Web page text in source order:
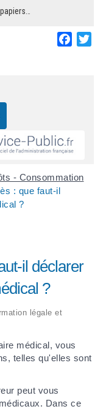
- Consommation
: que faut-il
?
il déclarer
?
légale et
médical, vous
telles qu'elles sont
peut vous
Dans ce